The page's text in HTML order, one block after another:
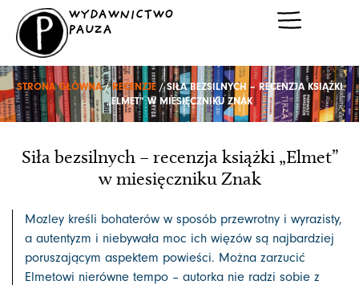
Przejdź
treści
WYDAWNICTWO
PAUZA
STRONA GŁÓWNA/RECENZJE/ SIŁA BEZSILNYCH – RECENZJA KSIĄŻKI
„ELMET” W MIESIĘCZNIKU ZNAK
Siła bezsilnych – recenzja książki „Elmet”
w miesięczniku Znak
Mozley kreśli bohaterów w sposób przewrotny i wyrazisty,
a autentyzm i niebywała moc ich więzów są najbardziej
poruszającym aspektem powieści. Można zarzucić
Elmetowi nierówne tempo – autorka nie radzi sobie z